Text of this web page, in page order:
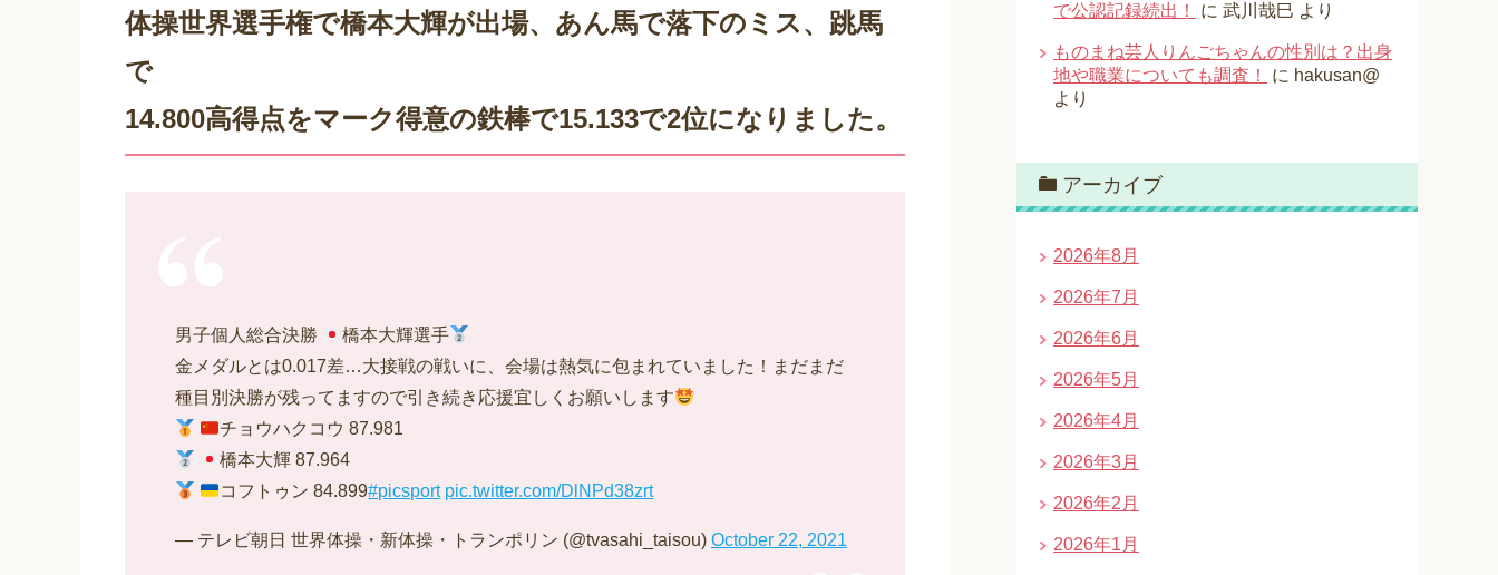
体操世界選手権で橋本大輝が出場、あん馬で落下のミス、跳馬
で
14.800高得点をマーク得意の鉄棒で15.133で2位になりました。
男子個人総合決勝
橋本大輝選手
金メダルとは0.017差…大接戦の戦いに、会場は熱気に包まれていました！まだまだ
種目別決勝が残ってますので引き続き応援宜しくお願いします
チョウハクコウ 87.981
橋本大輝 87.964
コフトゥン 84.899#picsport pic.twitter.com/DlNPd38zrt
— テレビ朝日 世界体操・新体操・トランポリン (@tvasahi_taisou) October 22, 2021
で公認記録続出！
に 武川哉巳 より
ものまね芸人りんごちゃんの性別は？出身
地や職業についても調査！
に hakusan@
より
アーカイブ
2026年8月
2026年7月
2026年6月
2026年5月
2026年4月
2026年3月
2026年2月
2026年1月